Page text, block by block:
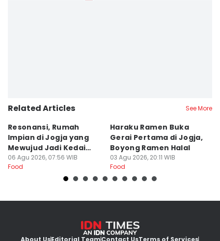
Related Articles See More
Resonansi, Rumah
Impian di Jogja yang
Mewujud Jadi Kedai
Ramen dan Burger
06 Agu 2026, 07:56 WIB
Food
Haraku Ramen Buka
Gerai Pertama di Jogja,
Boyong Ramen Halal
03 Agu 2026, 20:11 WIB
Food
About UsEditorial TeamContact UsTerms of Services